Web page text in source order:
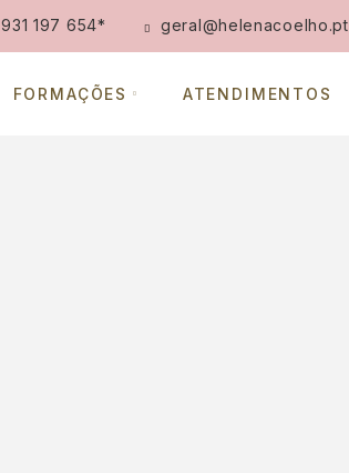
931 197 654* geral@helenacoelho.pt
FORMAÇÕES ATENDIMENTOS